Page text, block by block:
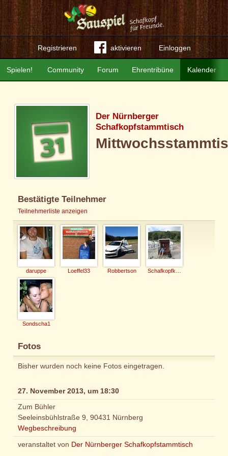
Registrieren aktivieren Einloggen
Community Forum Ehrentribüne Kalender
Spielen!
Der Nürnberger
Schafkopfstammtisch
Bestätigte Teilnehmer
Teilnehmerliste anzeigen
daruppe Loeffel33 Robbertson
Sondscha1
Fotos
Bisher wurden noch keine Fotos eingetragen.
27. November 2013, um 18:30
Zum Bühler
Seeleinsbühlstraße 9, 90431 Nürnberg
Wegbeschreibung
veranstaltet von Der Nürnberger Schafkopfstammtisch